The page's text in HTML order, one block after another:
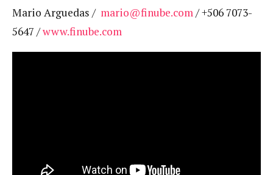
Mario Arguedas / mario@finube.com/ +506 7073-
5647 /www.finube.com